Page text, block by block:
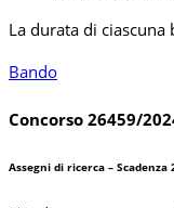
La durata di
Bando
Concorso 26459/
Assegni di ricerca – Scadenza